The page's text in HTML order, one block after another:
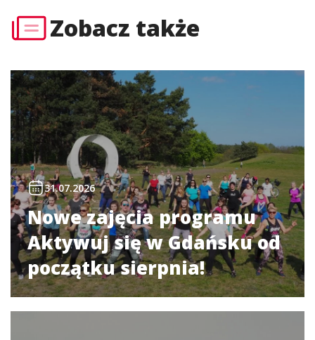
Zobacz także
31.07.2026
Nowe zajęcia programu
Aktywuj się w Gdańsku od
początku sierpnia!